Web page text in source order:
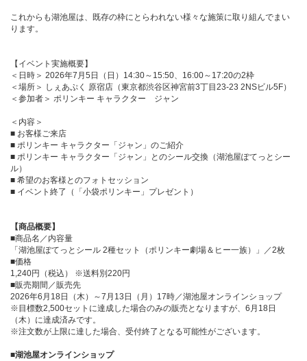
これからも湖池屋は、既存の枠にとらわれない様々な施策に取り組んでまい
ります。
【イベント実施概要】
＜日時＞ 2026年7月5日（日）14:30～15:50、16:00～17:20の2枠
＜場所＞ しぇあぷく 原宿店（東京都渋谷区神宮前3丁目23-23 2NSビル5F）
＜参加者＞ ポリンキー キャラクター ジャン
＜内容＞
■ お客様ご来店
■ ポリンキー キャラクター「ジャン」のご紹介
■ ポリンキー キャラクター「ジャン」とのシール交換（湖池屋ぽてっとシー
ル）
■ 希望のお客様とのフォトセッション
■ イベント終了（「小袋ポリンキー」プレゼント）
【商品概要】
■商品名／内容量
「湖池屋ぽてっとシール 2種セット（ポリンキー劇場＆ヒー一族）」／2枚
■価格
1,240円（税込） ※送料別220円
■販売期間／販売先
2026年6月18日（木）～7月13日（月）17時／湖池屋オンラインショップ
※目標数2,500セットに達成した場合のみの販売となりますが、6月18日
（木）に達成済みです。
※注文数が上限に達した場合、受付終了となる可能性がございます。
■湖池屋オンラインショップ